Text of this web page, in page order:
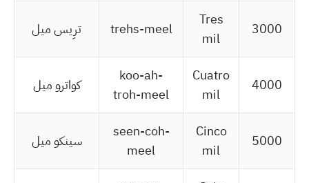
3000
Tres
mil
trehs-meel ترِيس ميل
4000
Cuatro
mil
koo-ah-
troh-meel
كواترو ميل
5000
Cinco
mil
seen-coh-
meel
سينكو ميل